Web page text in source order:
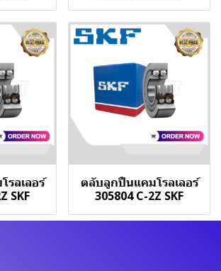
ลเลอร์
SKF
ตลับลูกปืนแคมโรลเลอร์
305804 C-2Z SKF